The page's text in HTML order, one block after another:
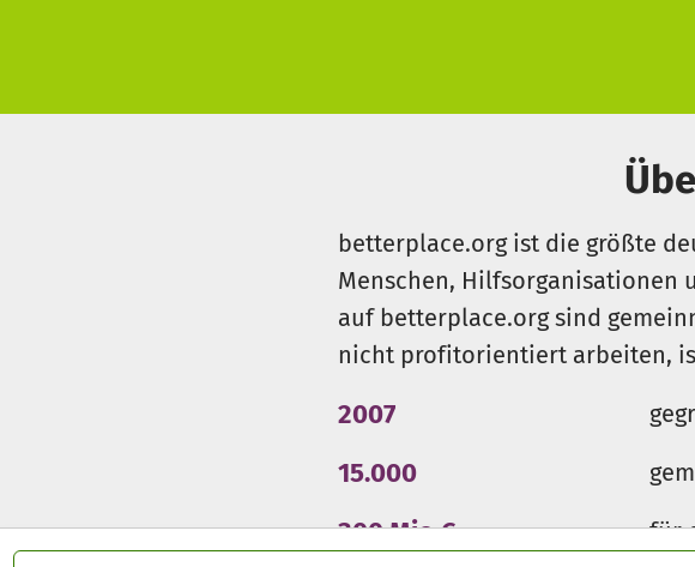
betterplace.org ist die größte
Menschen, Hilfsorganisationen
auf betterplace.org sind
nicht profitorientiert arbeiten,
2007
15.000
300 Mio € für